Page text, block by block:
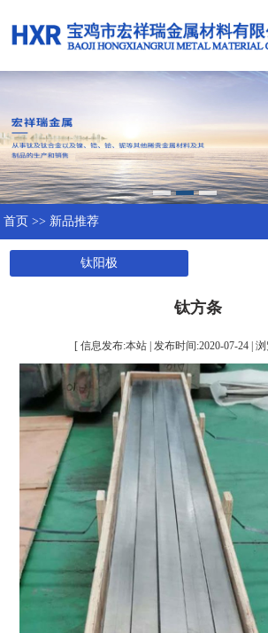
首页 >> 新品推荐
钛阳极
钛方条
[ 信息发布:本站 | 发布时间:2020-07-24 |